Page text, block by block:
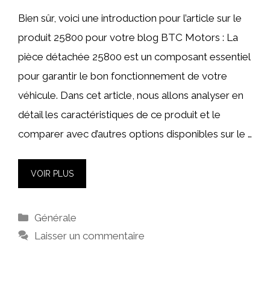
Bien sûr, voici une introduction pour l’article sur le
produit 25800 pour votre blog BTC Motors : La
pièce détachée 25800 est un composant essentiel
pour garantir le bon fonctionnement de votre
véhicule. Dans cet article, nous allons analyser en
détail les caractéristiques de ce produit et le
comparer avec d’autres options disponibles sur le …
VOIR PLUS
Catégories
Générale
Laisser un commentaire